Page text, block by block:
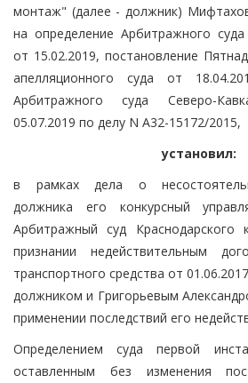
монтаж" (далее - должник)
на определение Арбитражного суда
от 15.02.2019, постановление
апелляционного суда от
Арбитражного суда Северо-
05.07.2019 по делу N А32-15172/2015,
установил:
в рамках дела о
должника его конкурсный
Арбитражный суд
признании недействительным
транспортного средства от
должником и Григорьевым
применении последствий его
Определением суда первой
оставленным без изменения